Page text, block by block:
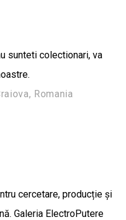
sunteti colectionari, va
Romania
cercetare, producție și
Galeria ElectroPutere